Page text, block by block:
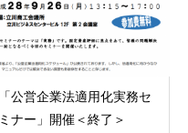
「公営企業法適用化実務セ
ミナー」開催＜終了＞